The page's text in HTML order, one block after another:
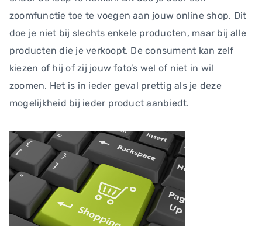
zoomfunctie toe te voegen aan jouw online shop. Dit
doe je niet bij slechts enkele producten, maar bij alle
producten die je verkoopt. De consument kan zelf
kiezen of hij of zij jouw foto’s wel of niet in wil
zoomen. Het is in ieder geval prettig als je deze
mogelijkheid bij ieder product aanbiedt.